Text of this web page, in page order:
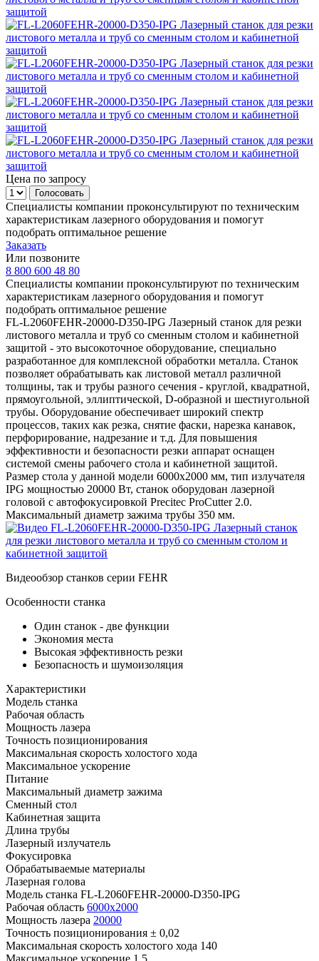
Цена по запросу
Специалисты компании проконсультируют по техническим
характеристикам лазерного оборудования и помогут
подобрать оптимальное решение
Заказать
Или позвоните
8 800 600 48 80
Специалисты компании проконсультируют по техническим
характеристикам лазерного оборудования и помогут
подобрать оптимальное решение
FL-L2060FEHR-20000-D350-IPG Лазерный станок для резки
листового металла и труб со сменным столом и кабинетной
защитой - это высокоточное оборудование, специально
разработанное для комплексной обработки металла. Станок
позволяет обрабатывать как листовой металл различной
толщины, так и трубы разного сечения - круглой, квадратной,
прямоугольной, эллиптической, D-образной и шестиугольной
трубы. Оборудование обеспечивает широкий спектр
процессов, таких как резка, снятие фаски, нарезка канавок,
перфорирование, надрезание и т.д. Для повышения
эффективности и безопасности резки аппарат оснащен
системой смены рабочего стола и кабинетной защитой.
Размер стола у данной модели 6000x2000 мм, тип излучателя
IPG мощностью 20000 Вт, станок оборудован лазерной
головой с автофокусировкой Precitec ProCutter 2.0.
Максимальный диаметр зажима трубы 350 мм.
Видеообзор станков серии FEHR
Особенности станка
Один станок - две функции
Экономия места
Высокая эффективность резки
Безопасность и шумоизоляция
Характеристики
Модель станка
Рабочая область
Мощность лазера
Точность позиционирования
Максимальная скорость холостого хода
Максимальное ускорение
Питание
Максимальный диаметр зажима
Сменный стол
Кабинетная защита
Длина трубы
Лазерный излучатель
Фокусировка
Обрабатываемые материалы
Лазерная голова
Модель станка FL-L2060FEHR-20000-D350-IPG
Рабочая область 6000x2000
Мощность лазера 20000
Точность позиционирования ± 0,02
Максимальная скорость холостого хода 140
Максимальное ускорение 1.5